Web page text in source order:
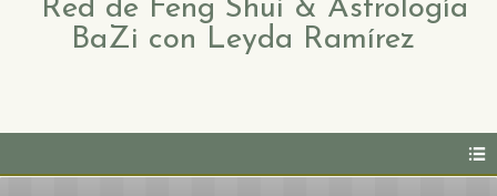
Red de Feng Shui & Astrología
BaZi con Leyda Ramírez